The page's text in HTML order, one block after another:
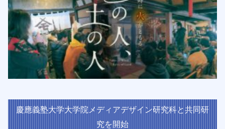
慶應義塾大学大学院メディアデザイン研究科と共同研
究を開始